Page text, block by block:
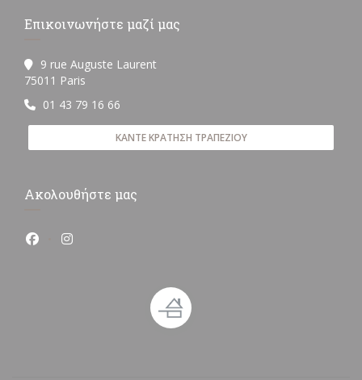
Επικοινωνήστε μαζί μας
9 rue Auguste Laurent
75011 Paris
01 43 79 16 66
ΚΆΝΤΕ ΚΡΆΤΗΣΗ ΤΡΑΠΕΖΙΟΎ
Ακολουθήστε μας
Facebook ((ανοίγει σε νέο παράθυρο))
Instagram ((ανοίγει σε νέο παράθυρο))